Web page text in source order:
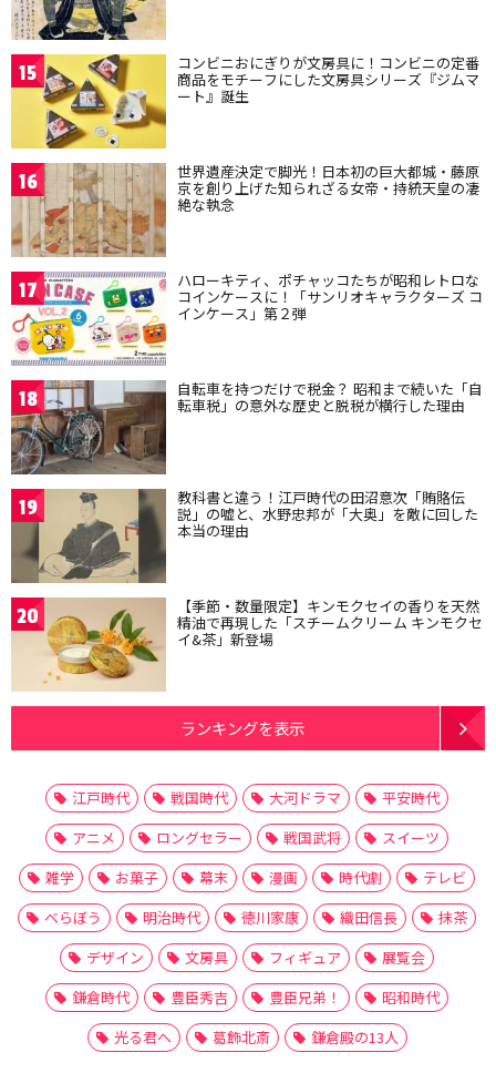
15 コンビニおにぎりが文房具に！コンビニの定番
商品をモチーフにした文房具シリーズ『ジムマ
ート』誕生
16 世界遺産決定で脚光！日本初の巨大都城・藤原
京を創り上げた知られざる女帝・持統天皇の凄
絶な執念
17 ハローキティ、ポチャッコたちが昭和レトロな
コインケースに！「サンリオキャラクターズ コ
インケース」第２弾
18 自転車を持つだけで税金？ 昭和まで続いた「自
転車税」の意外な歴史と脱税が横行した理由
19 教科書と違う！江戸時代の田沼意次「賄賂伝
説」の嘘と、水野忠邦が「大奥」を敵に回した
本当の理由
20 【季節・数量限定】キンモクセイの香りを天然
精油で再現した「スチームクリーム キンモクセ
イ&茶」新登場
ランキングを表示
江戸時代 戦国時代 大河ドラマ
平安時代
アニメ
ロングセラー 戦国武将
スイーツ
雑学
お菓子 幕末 漫画 時代劇
テレビ
べらぼう
明治時代 徳川家康 織田信長
抹茶
デザイン
文房具 フィギュア
展覧会
鎌倉時代
豊臣秀吉 豊臣兄弟！
昭和時代
光る君へ
葛飾北斎 鎌倉殿の13人